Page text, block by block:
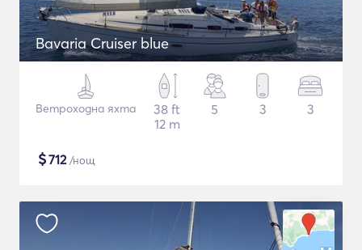
Bavaria Cruiser blue
Ветроходна яхта
38 ft
12 m
5 3 3
$712/нощ